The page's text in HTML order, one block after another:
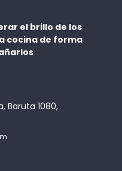
Baruta 1080,
el brillo de los
cocina de forma